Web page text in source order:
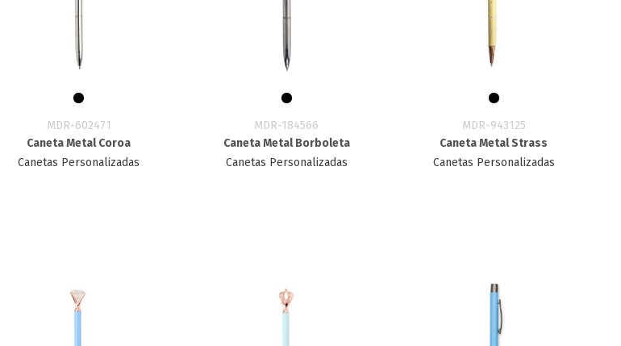
MDR-602471
Caneta Metal Coroa
Canetas Personalizadas
MDR-184566
Caneta Metal Borboleta
Canetas Personalizadas
MDR-943125
Caneta Metal Strass
Canetas Personalizadas